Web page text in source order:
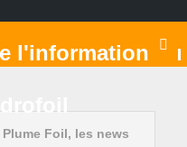
Plume Foil, les news